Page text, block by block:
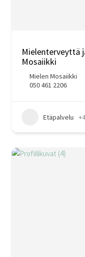
Mielenterveyttä
Mosaiikki
Mielen Mosaiikki
050 461 2206
Etäpalvelu +4